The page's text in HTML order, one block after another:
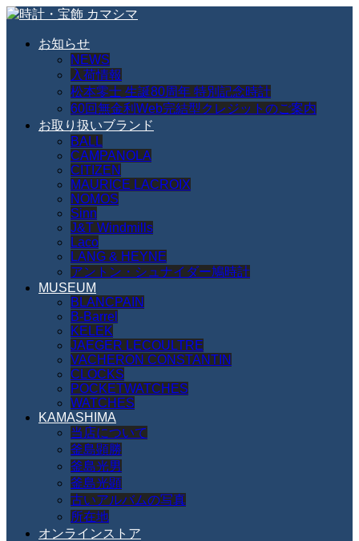
お知らせ
NEWS
入荷情報
松本零士 生誕80周年 特別記念時計
60回無金利Web完結型クレジットのご案内
お取り扱いブランド
BALL
CAMPANOLA
CITIZEN
MAURICE LACROIX
NOMOS
Sinn
J&T Windmills
Laco
LANG & HEYNE
アントン・シュナイダー鳩時計
MUSEUM
BLANCPAIN
B-Barrel
KELEK
JAEGER LECOULTRE
VACHERON CONSTANTIN
CLOCKS
POCKETWATCHES
WATCHES
KAMASHIMA
当店について
釜島顕勝
釜島光男
釜島光顕
古いアルバムの写真
所在地
オンラインストア